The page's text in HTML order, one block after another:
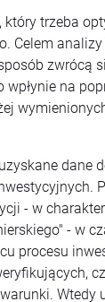
który trzeba
Celem
zwrócą
na
dane
- w
- w
procesu
Wtedy